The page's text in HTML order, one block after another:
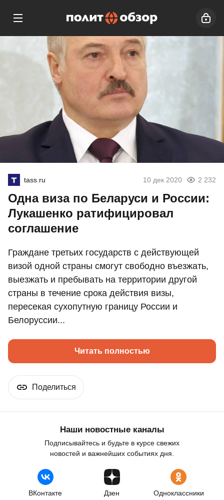
tass.ru 10 дек 2020 2 232
Одна виза по Беларуси и России:
Лукашенко ратифицировал
соглашение
Граждане третьих государств с действующей
визой одной страны смогут свободно въезжать,
выезжать и пребывать на территории другой
страны в течение срока действия визы,
пересекая сухопутную границу России и
Белоруссии...
Читать полностью
Поделиться
Наши новостные каналы
Подписывайтесь и будьте в курсе свежих
новостей и важнейших событиях дня.
ВКонтакте Дзен Одноклассники